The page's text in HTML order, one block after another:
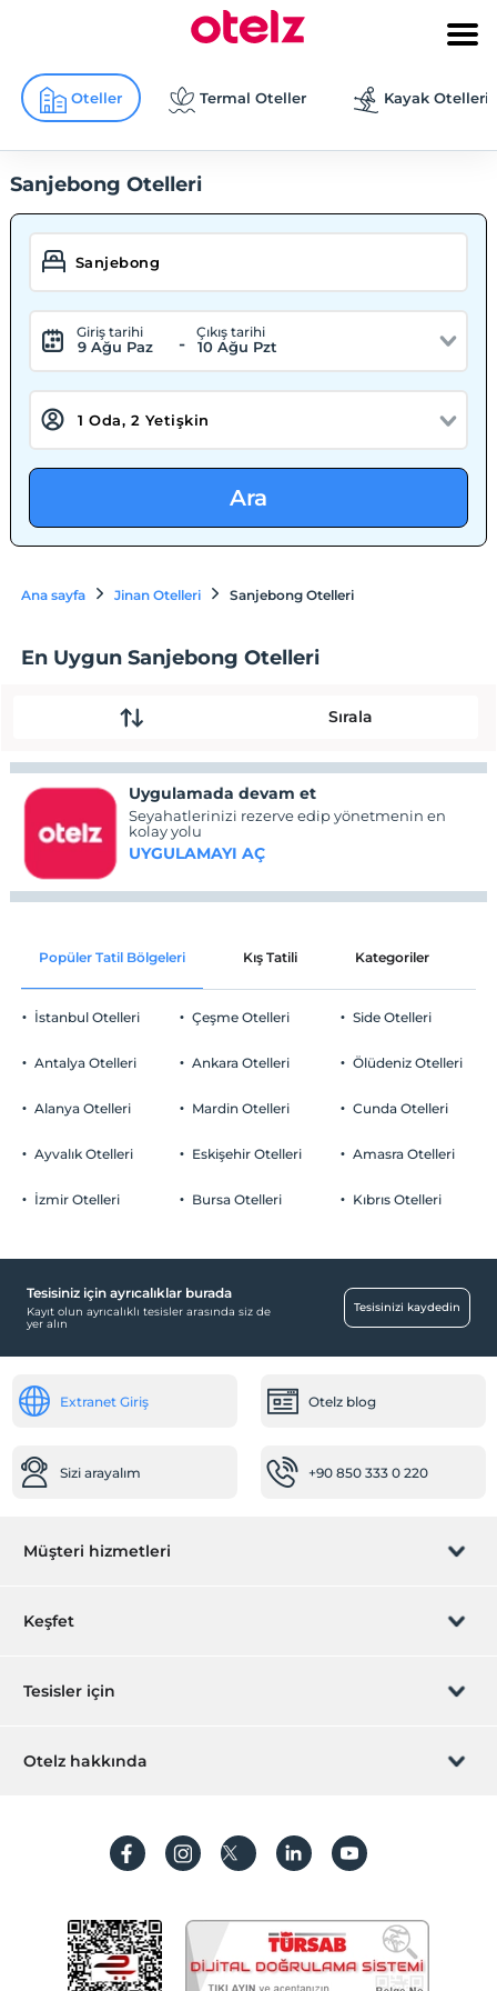
Oteller Termal Oteller Kayak Otelleri
Sanjebong Otelleri
Giriş tarihi
9 Ağu Paz -
Çıkış tarihi
10 Ağu Pzt
Ara
Ana sayfa Jinan Otelleri Sanjebong Otelleri
En Uygun Sanjebong Otelleri
Sırala
Uygulamada devam et
Seyahatlerinizi rezerve edip yönetmenin en
kolay yolu
UYGULAMAYI AÇ
Popüler Tatil Bölgeleri Kış Tatili Kategoriler
İstanbul Otelleri
Antalya Otelleri
Alanya Otelleri
Ayvalık Otelleri
İzmir Otelleri
Çeşme Otelleri
Ankara Otelleri
Mardin Otelleri
Eskişehir Otelleri
Bursa Otelleri
Side Otelleri
Ölüdeniz Otelleri
Cunda Otelleri
Amasra Otelleri
Kıbrıs Otelleri
Tesisiniz için ayrıcalıklar burada
Kayıt olun ayrıcalıklı tesisler arasında siz de
yer alın
Tesisinizi kaydedin
Extranet Giriş Otelz blog
Sizi arayalım +90 850 333 0 220
Müşteri hizmetleri
Rezervasyon yönet
Sıkça sorulan sorular
İşlem rehberi
Keşfet
Hediye Kart
Hesap oluştur
Tesisler için
Hemen tesisinizi ekleyin
Otelz hakkında
Koşullar ve şartlar